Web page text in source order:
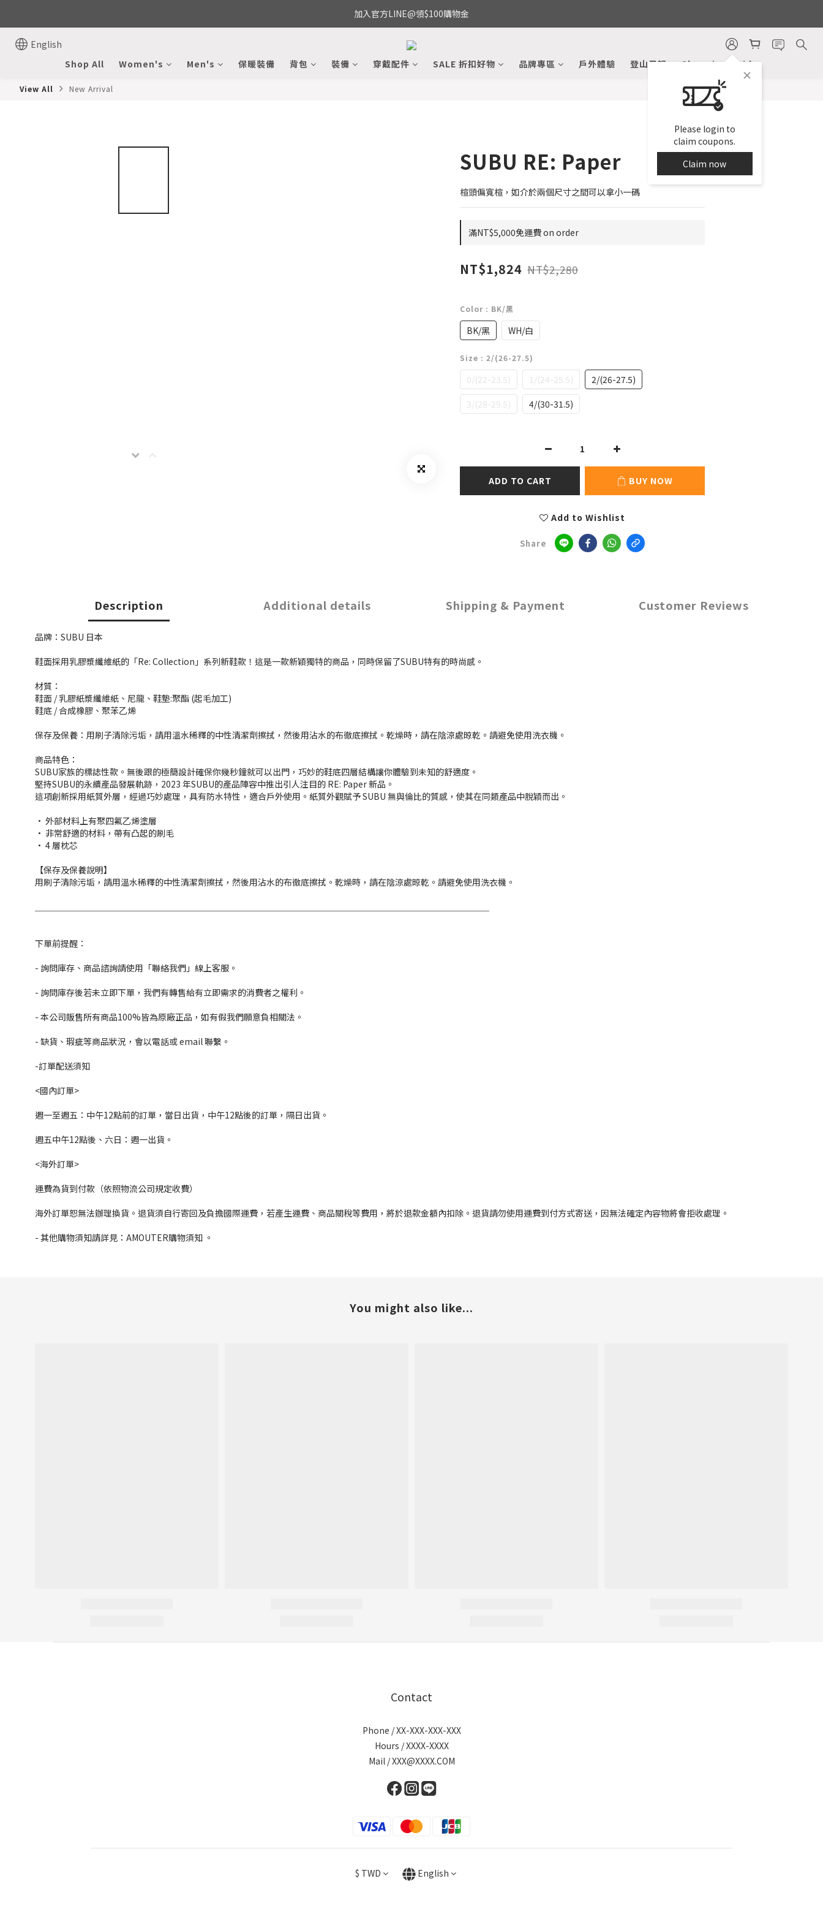
加入官方LINE@領$100購物金
English
Please login to
claim coupons.
Claim now
Shop All Women's Men's 保暖裝備 背包 裝備 穿戴配件 SALE 折扣好物 品牌專區 戶外體驗 登山日記 Shopping Guide
View All New Arrival
SUBU RE: Paper
楦頭偏寬楦，如介於兩個尺寸之間可以拿小一碼
滿NT$5,000免運費 on order
NT$1,824 NT$2,280
Color : BK/黑
BK/黑 WH/白
Size : 2/(26-27.5)
0/(22-23.5) 1/(24-25.5)
2/(26-27.5)
3/(28-29.5)
4/(30-31.5)
ADD TO CART BUY NOW
Add to Wishlist
Share
Description Additional details Shipping & Payment Customer Reviews
品牌：SUBU 日本
鞋面採用乳膠漿纖維紙的「Re: Collection」系列新鞋款！這是一款新穎獨特的商品，同時保留了SUBU特有的時尚感。
材質：
鞋面 / 乳膠紙漿纖維紙、尼龍、鞋墊:聚酯 (起毛加工)
鞋底 / 合成橡膠、聚苯乙烯
保存及保養：用刷子清除污垢，請用溫水稀釋的中性清潔劑擦拭，然後用沾水的布徹底擦拭。乾燥時，請在陰涼處晾乾。請避免使用洗衣機。
商品特色：
SUBU家族的標誌性款。無後跟的極簡設計確保你幾秒鐘就可以出門，巧妙的鞋底四層結構讓你體驗到未知的舒適度。
堅持SUBU的永續產品發展軌跡，2023 年SUBU的產品陣容中推出引人注目的 RE: Paper 新品。
這項創新採用紙質外層，經過巧妙處理，具有防水特性，適合戶外使用。紙質外觀賦予 SUBU 無與倫比的質感，使其在同類產品中脫穎而出。
• 外部材料上有聚四氟乙烯塗層
• 非常舒適的材料，帶有凸起的刷毛
• 4 層枕芯
【保存及保養說明】
用刷子清除污垢，請用溫水稀釋的中性清潔劑擦拭，然後用沾水的布徹底擦拭。乾燥時，請在陰涼處晾乾。請避免使用洗衣機。
下單前提醒：
- 詢問庫存、商品諮詢請使用「聯絡我們」線上客服。
- 詢問庫存後若未立即下單，我們有轉售給有立即需求的消費者之權利。
- 本公司販售所有商品100%皆為原廠正品，如有假我們願意負相關法。
- 缺貨、瑕疵等商品狀況，會以電話或 email 聯繫。
-訂單配送須知
<國內訂單>
週一至週五：中午12點前的訂單，當日出貨，中午12點後的訂單，隔日出貨。
週五中午12點後、六日：週一出貨。
<海外訂單>
運費為貨到付款（依照物流公司規定收費）
海外訂單恕無法辦理換貨。退貨須自行寄回及負擔國際運費，若產生運費、商品關稅等費用，將於退款金額內扣除。退貨請勿使用運費到付方式寄送，因無法確定內容物將會拒收處理。
- 其他購物須知請詳見：AMOUTER購物須知 。
You might also like...
BUY NOW
Contact
Phone / XX-XXX-XXX-XXX
Hours / XXXX-XXXX
Mail / XXX@XXXX.COM
$ TWD English